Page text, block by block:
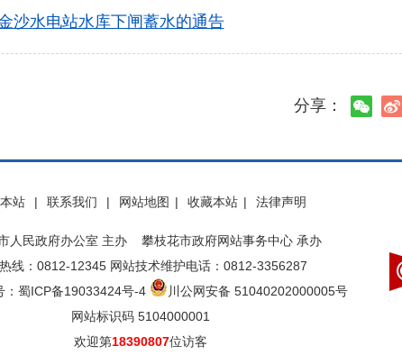
沙水电站水库下闸蓄水的通告
分享：
站 | 联系我们 | 网站地图 | 收藏本站 | 法律声明
人民政府办公室 主办 攀枝花市政府网站事务中心 承办
线：0812-12345 网站技术维护电话：0812-3356287
：蜀ICP备19033424号-4
川公网安备 51040202000005号
网站标识码 5104000001
欢迎第18390807位访客